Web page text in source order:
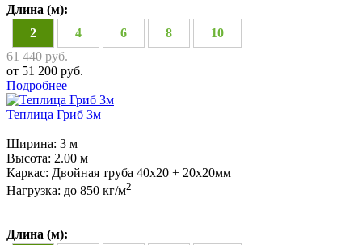
Длина (м):
2
4 6 8
10
61 440 руб.
от 51 200 руб.
Подробнее
Теплица Гриб 3м
Ширина: 3 м
Высота: 2.00 м
Каркас: Двойная труба 40х20 + 20х20мм
Нагрузка: до 850 кг/м2
Длина (м):